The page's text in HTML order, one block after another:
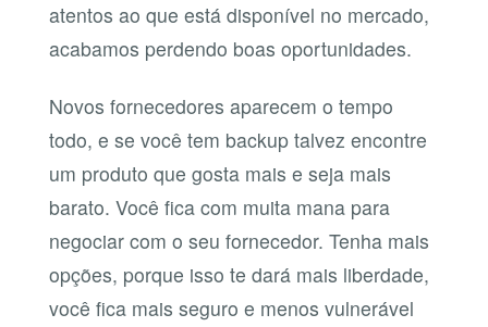
atentos ao que está disponível no mercado,
acabamos perdendo boas oportunidades.
Novos fornecedores aparecem o tempo
todo, e se você tem backup talvez encontre
um produto que gosta mais e seja mais
barato. Você fica com muita mana para
negociar com o seu fornecedor. Tenha mais
opções, porque isso te dará mais liberdade,
você fica mais seguro e menos vulnerável